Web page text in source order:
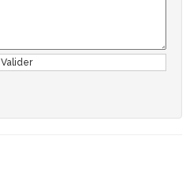
Valider